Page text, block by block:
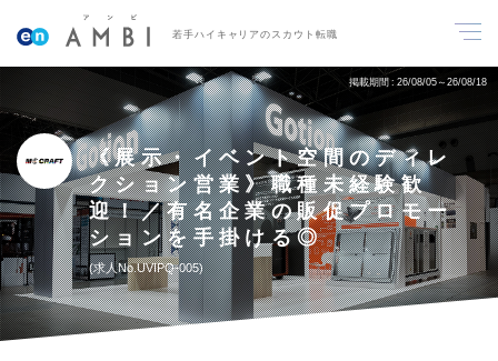
若手ハイキャリアのスカウト転職
掲載期間 26/08/05～26/08/18
《展示・イベント空間のディレ
クション営業》職種未経験歓
迎！／有名企業の販促プロモー
ションを手掛ける◎
求人No.UVIPQ-005